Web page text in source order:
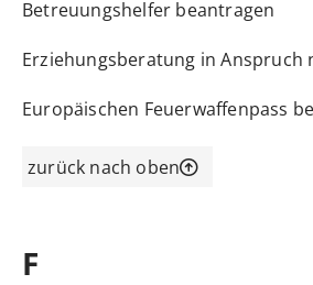
Betreuungshelfer beantragen
Erziehungsberatung in Anspruch
Europäischen Feuerwaffenpass
zurück nach oben
F